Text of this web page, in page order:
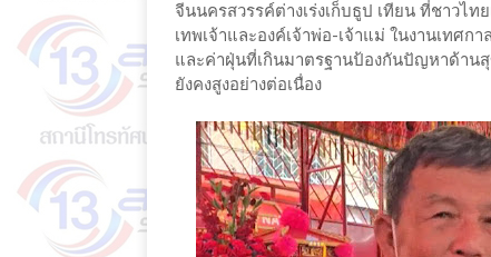
จีนนครสวรรค์ต่างเร่งเก็บธูป เทียน ที่ชาวไ
เทพเจ้าและองค์เจ้าพ่อ-เจ้าแม่ ในงานเทศ
และค่าฝุ่นที่เกินมาตรฐานป้องกันปัญหาด้าน
ยังคงสูงอย่างต่อเนื่อง